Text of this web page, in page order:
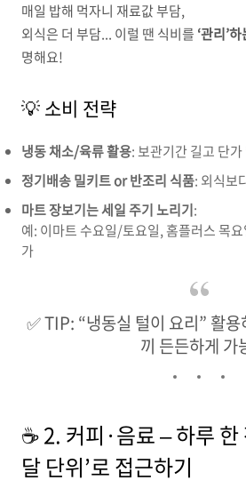
매일 밥해 먹자니 재료값 부담,
외식은 더 부담... 이럴 땐 식비를 ‘관리’
명해요!
💡 소비 전략
냉동 채소/육류 활용: 보관기간 길고 단가
정기배송 밀키트 or 반조리 식품: 외식보
마트 장보기는 세일 주기 노리기:
예: 이마트 수요일/토요일, 홈플러스 목
가
✅ TIP: “냉동실 털이 요리” 활
끼 든든하게 가
☕ 2. 커피·음료 – 하루 한
달 단위’로 접근하기